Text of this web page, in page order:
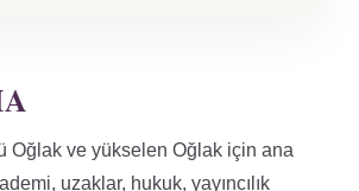
Oğlak ve yükselen Oğlak için ana
uzaklar, hukuk, yayıncılık